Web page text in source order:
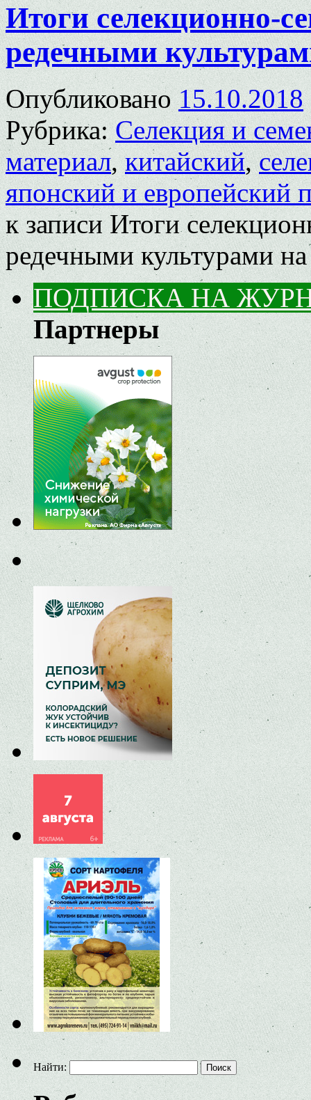
Итоги селекционно-
редечными
Опубликовано 15.10.2018
Рубрика: Селекция и
материал,китайский,
японский и европейский
к записи Итоги
редечными культурами
ПОДПИСКА НА
Партнеры
Найти: